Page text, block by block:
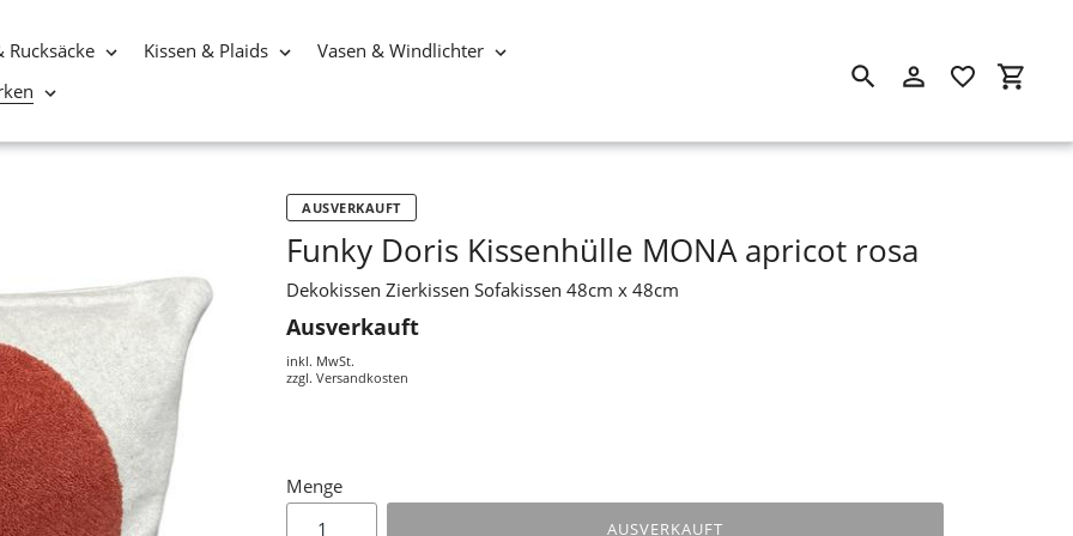
Rucksäcke Kissen & Plaids
Vasen & Windlichter
SuchenEinloggen
AUSVERKAUFT
Funky Doris Kissenhülle MONA apricot rosa
Dekokissen Zierkissen Sofakissen 48cm x 48cm
Ausverkauft
inkl. MwSt.
zzgl. Versandkosten
Menge
AUSVERKAUFT